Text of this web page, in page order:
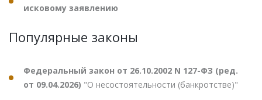
исковому заявлению
Популярные законы
Федеральный закон от 26.10.2002 N 127-ФЗ (ред.
от 09.04.2026) "О несостоятельности (банкротстве)"